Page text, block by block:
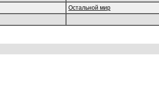
Остальной мир